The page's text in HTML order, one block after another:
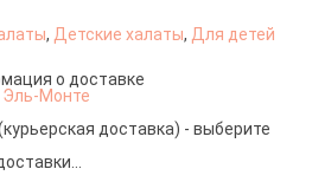
, Детские халаты, Для детей
о доставке
Эль-Монте
доставка) - выберите